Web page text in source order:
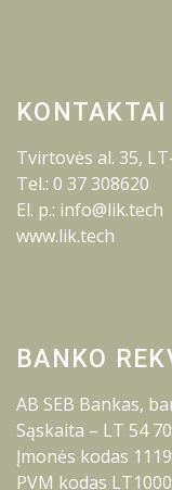
KONTAKTAI
Tvirtovės al. 35,
Tel.: 0 37 308620
El. p.: info@lik.tech
www.lik.tech
BANKO
AB SEB Bankas,
Sąskaita – LT 54
Įmonės kodas
PVM kodas